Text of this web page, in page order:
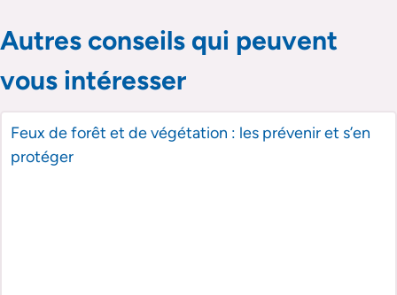
Autres conseils qui peuvent
vous intéresser
Feux de forêt et de végétation : les prévenir et s’en
protéger